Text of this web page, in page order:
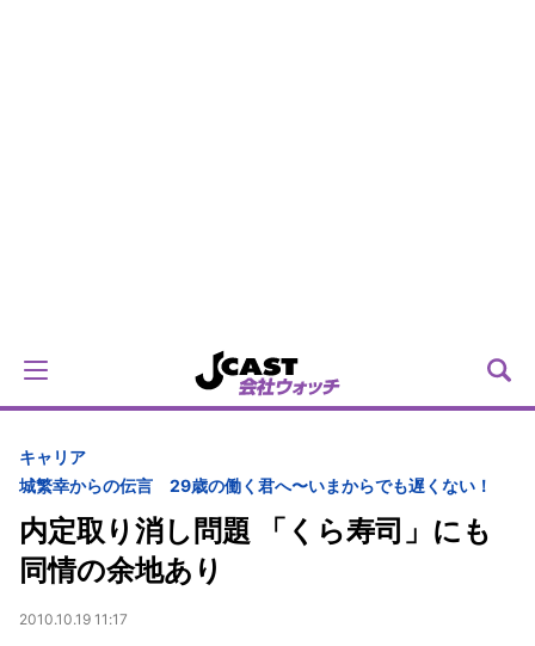
キャリア
城繁幸からの伝言 29歳の働く君へ〜いまからでも遅くない！
内定取り消し問題 「くら寿司」にも
同情の余地あり
2010.10.19 11:17